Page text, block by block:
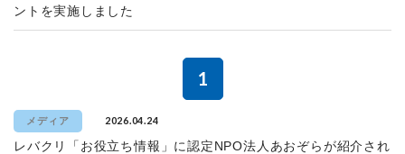
ントを実施しました
1
メディア 2026.04.24
レバクリ「お役立ち情報」に認定NPO法人あおぞらが紹介され